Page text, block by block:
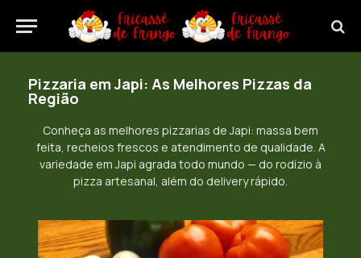
Pizzaria em Japi: As Melhores Pizzas da
Região
Conheça as melhores pizzarias de Japi: massa bem
feita, recheios frescos e atendimento de qualidade. A
variedade em Japi agrada todo mundo — do rodízio à
pizza artesanal, além do delivery rápido.